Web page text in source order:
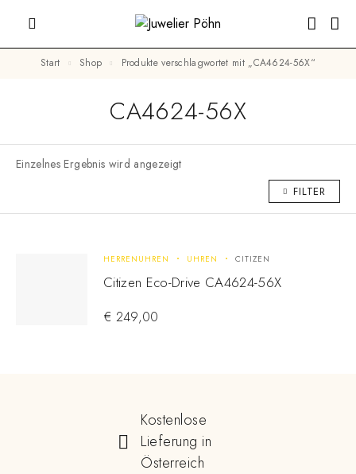
Start Shop Produkte verschlagwortet mit „CA4624-56X“
CA4624-56X
Einzelnes Ergebnis wird angezeigt
FILTER
HERRENUHREN UHREN CITIZEN
Citizen Eco-Drive CA4624-56X
€ 249,00
Kostenlose
Lieferung in
Österreich